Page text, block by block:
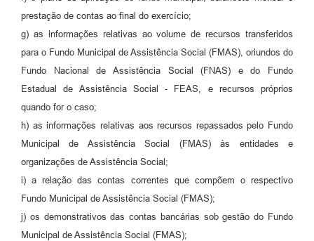
prestação de contas ao final do exercício;
g) as informações relativas ao volume de recursos transferidos
para o Fundo Municipal de Assistência Social (FMAS), oriundos do
Fundo Nacional de Assistência Social (FNAS) e do Fundo
Estadual de Assistência Social - FEAS, e recursos próprios
quando for o caso;
h) as informações relativas aos recursos repassados pelo Fundo
Municipal de Assistência Social (FMAS) às entidades e
organizações de Assistência Social;
i) a relação das contas correntes que compõem o respectivo
Fundo Municipal de Assistência Social (FMAS);
j) os demonstrativos das contas bancárias sob gestão do Fundo
Municipal de Assistência Social (FMAS);